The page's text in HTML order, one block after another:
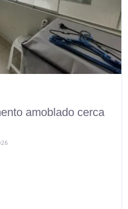
amoblado cerca